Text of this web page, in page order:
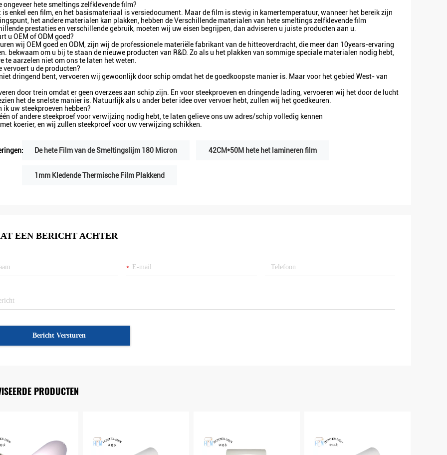
ongeveer hete smeltings zelfklevende film?
is enkel een film, en het basismateriaal is versiedocument. Maar de film is stevig in kamertemperatuur, wanneer het bereik zijn
het andere materialen kan plakken, hebben de Verschillende materialen van hete smeltings zelfklevende film
prestaties en verschillende gebruik, moeten wij uw eisen begrijpen, dan adviseren u juiste producten aan u.
u OEM of ODM goed?
wij OEM goed en ODM, zijn wij de professionele materiële fabrikant van de hitteoverdracht, die meer dan 10years-ervaring
bekwaam om u bij te staan de nieuwe producten van R&D. Zo als u het plakken van sommige speciale materialen nodig hebt,
te aarzelen niet om ons te laten het weten.
vervoert u de producten?
dringend bent, vervoeren wij gewoonlijk door schip omdat het de goedkoopste manier is. Maar voor het gebied West- van
door trein omdat er geen overzees aan schip zijn. En voor steekproeven en dringende lading, vervoeren wij het door de lucht
het de snelste manier is. Natuurlijk als u ander beter idee over vervoer hebt, zullen wij het goedkeuren.
ik uw steekproeven hebben?
of andere steekproef voor verwijzing nodig hebt, te laten gelieve ons uw adres/schip volledig kennen
koerier, en wij zullen steekproef voor uw verwijzing schikken.
De hete Film van de Smeltingslijm 180 Micron 42CM*50M hete het lamineren film
1mm Kledende Thermische Film Plakkend
EEN BERICHT ACHTER
Bericht Versturen
PRODUCTEN